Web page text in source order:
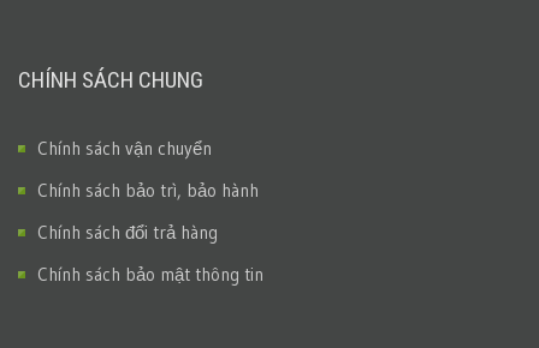
CHÍNH SÁCH CHUNG
Chính sách vận chuyển
Chính sách bảo trì, bảo hành
Chính sách đổi trả hàng
Chính sách bảo mật thông tin